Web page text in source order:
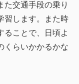
た交通手段の乗り
習します。また時
ることで、日頃よ
くらいかかるかな